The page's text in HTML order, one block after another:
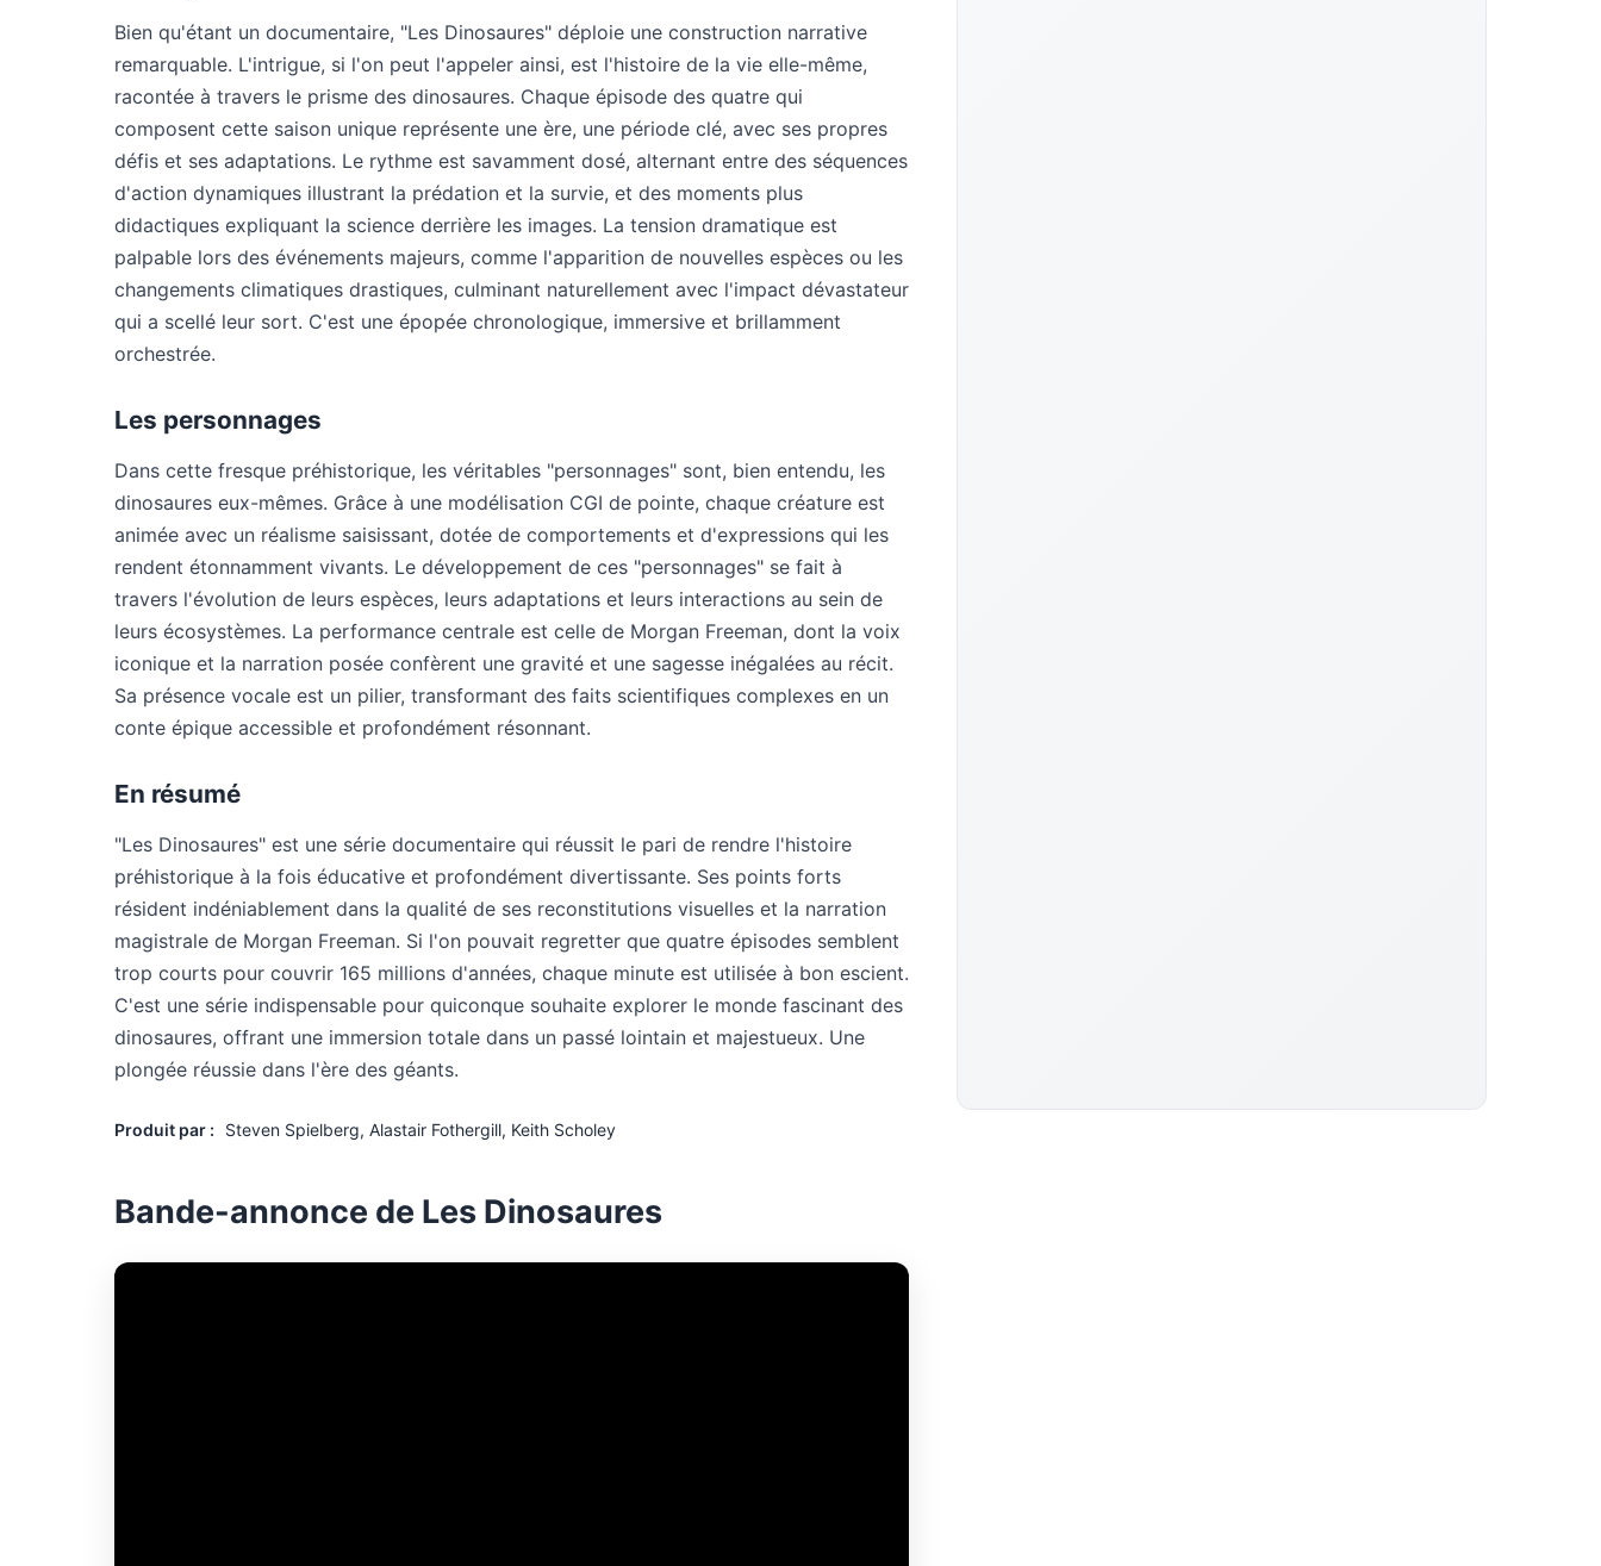
Bien qu'étant un documentaire, "Les Dinosaures" déploie une construction narrative
remarquable. L'intrigue, si l'on peut l'appeler ainsi, est l'histoire de la vie elle-même,
racontée à travers le prisme des dinosaures. Chaque épisode des quatre qui
composent cette saison unique représente une ère, une période clé, avec ses propres
défis et ses adaptations. Le rythme est savamment dosé, alternant entre des séquences
d'action dynamiques illustrant la prédation et la survie, et des moments plus
didactiques expliquant la science derrière les images. La tension dramatique est
palpable lors des événements majeurs, comme l'apparition de nouvelles espèces ou les
changements climatiques drastiques, culminant naturellement avec l'impact dévastateur
qui a scellé leur sort. C'est une épopée chronologique, immersive et brillamment
orchestrée.
Les personnages
Dans cette fresque préhistorique, les véritables "personnages" sont, bien entendu, les
dinosaures eux-mêmes. Grâce à une modélisation CGI de pointe, chaque créature est
animée avec un réalisme saisissant, dotée de comportements et d'expressions qui les
rendent étonnamment vivants. Le développement de ces "personnages" se fait à
travers l'évolution de leurs espèces, leurs adaptations et leurs interactions au sein de
leurs écosystèmes. La performance centrale est celle de Morgan Freeman, dont la voix
iconique et la narration posée confèrent une gravité et une sagesse inégalées au récit.
Sa présence vocale est un pilier, transformant des faits scientifiques complexes en un
conte épique accessible et profondément résonnant.
En résumé
"Les Dinosaures" est une série documentaire qui réussit le pari de rendre l'histoire
préhistorique à la fois éducative et profondément divertissante. Ses points forts
résident indéniablement dans la qualité de ses reconstitutions visuelles et la narration
magistrale de Morgan Freeman. Si l'on pouvait regretter que quatre épisodes semblent
trop courts pour couvrir 165 millions d'années, chaque minute est utilisée à bon escient.
C'est une série indispensable pour quiconque souhaite explorer le monde fascinant des
dinosaures, offrant une immersion totale dans un passé lointain et majestueux. Une
plongée réussie dans l'ère des géants.
Produit par : Steven Spielberg, Alastair Fothergill, Keith Scholey
Bande-annonce de Les Dinosaures